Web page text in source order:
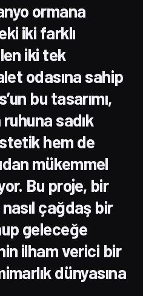
ormana
iki farklı
iki tek
odasına sahip
bu tasarımı,
sadık
hem de
mükemmel
Bu proje, bir
çağdaş bir
geleceğe
ilham verici bir
dünyasına